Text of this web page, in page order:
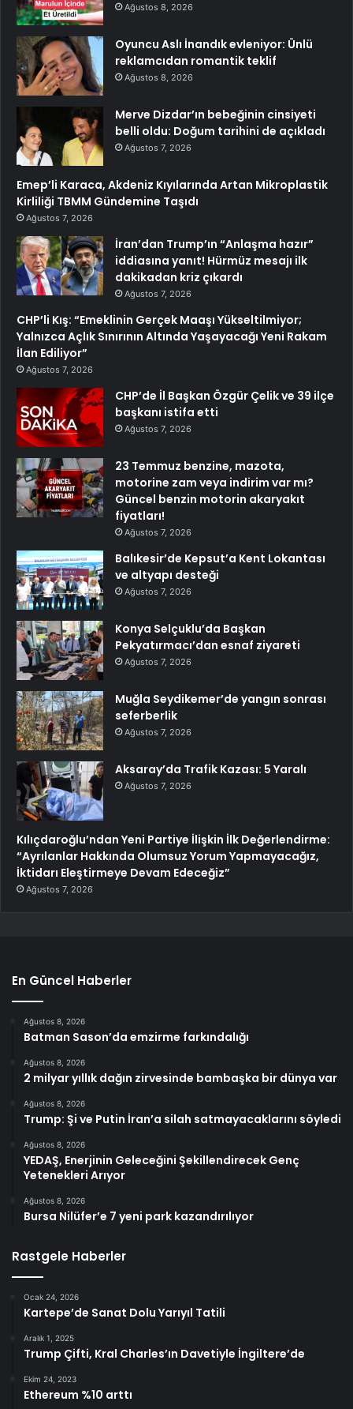
Ağustos 8, 2026
Oyuncu Aslı İnandık evleniyor: Ünlü
reklamcıdan romantik teklif
Ağustos 8, 2026
Merve Dizdar’ın bebeğinin cinsiyeti
belli oldu: Doğum tarihini de açıkladı
Ağustos 7, 2026
Emep’li Karaca, Akdeniz Kıyılarında Artan Mikroplastik
Kirliliği TBMM Gündemine Taşıdı
Ağustos 7, 2026
İran’dan Trump’ın “Anlaşma hazır”
iddiasına yanıt! Hürmüz mesajı ilk
dakikadan kriz çıkardı
Ağustos 7, 2026
CHP’li Kış: “Emeklinin Gerçek Maaşı Yükseltilmiyor;
Yalnızca Açlık Sınırının Altında Yaşayacağı Yeni Rakam
İlan Ediliyor”
Ağustos 7, 2026
CHP’de İl Başkan Özgür Çelik ve 39 ilçe
başkanı istifa etti
Ağustos 7, 2026
23 Temmuz benzine, mazota,
motorine zam veya indirim var mı?
Güncel benzin motorin akaryakıt
fiyatları!
Ağustos 7, 2026
Balıkesir’de Kepsut’a Kent Lokantası
ve altyapı desteği
Ağustos 7, 2026
Konya Selçuklu’da Başkan
Pekyatırmacı’dan esnaf ziyareti
Ağustos 7, 2026
Muğla Seydikemer’de yangın sonrası
seferberlik
Ağustos 7, 2026
Aksaray’da Trafik Kazası: 5 Yaralı
Ağustos 7, 2026
Kılıçdaroğlu’ndan Yeni Partiye İlişkin İlk Değerlendirme:
“Ayrılanlar Hakkında Olumsuz Yorum Yapmayacağız,
İktidarı Eleştirmeye Devam Edeceğiz”
Ağustos 7, 2026
En Güncel Haberler
Ağustos 8, 2026
Batman Sason’da emzirme farkındalığı
Ağustos 8, 2026
2 milyar yıllık dağın zirvesinde bambaşka bir dünya var
Ağustos 8, 2026
Trump: Şi ve Putin İran’a silah satmayacaklarını söyledi
Ağustos 8, 2026
YEDAŞ, Enerjinin Geleceğini Şekillendirecek Genç
Yetenekleri Arıyor
Ağustos 8, 2026
Bursa Nilüfer’e 7 yeni park kazandırılıyor
Rastgele Haberler
Ocak 24, 2026
Kartepe’de Sanat Dolu Yarıyıl Tatili
Aralık 1, 2025
Trump Çifti, Kral Charles’ın Davetiyle İngiltere’de
Ekim 24, 2023
Ethereum %10 arttı